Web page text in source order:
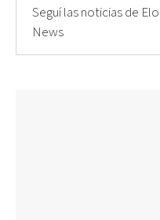
Seguí las noticias de
News